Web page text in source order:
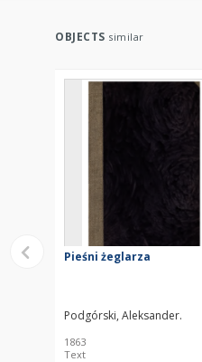
OBJECTS similar
Pieśni żeglarza
Podgórski, Aleksander.
1863
Text